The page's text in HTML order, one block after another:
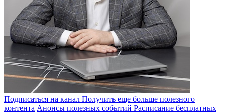
Подписаться на канал Получить еще больше полезного
контента Анонсы полезных событий Расписание бесплатных